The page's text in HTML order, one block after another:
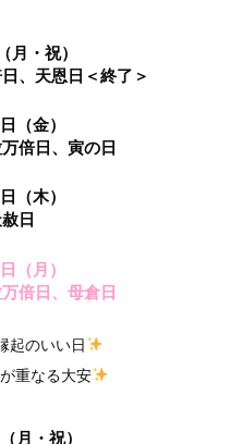
月・祝）
、天恩日＜終了＞
（金）
倍日、寅の日
（木）
日
（月）
倍日、母倉日
起のいい日
重なる大安
月・祝）